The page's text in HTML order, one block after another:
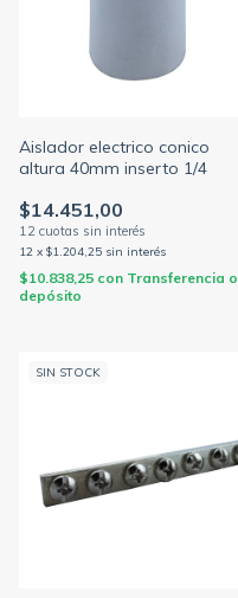
Aislador electrico conico
altura 40mm inserto 1/4
$14.451,00
12 x $1.204,25 sin interés
$10.838,25 con Transferencia o
depósito
SIN STOCK